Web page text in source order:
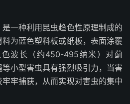
一种利用昆虫趋色性原理制成的
为蓝色塑料板或纸板，表面涂覆
波长（约450-495纳米）对蓟
小型害虫具有强烈吸引力，当害
牢捕获，从而实现对害虫的集中